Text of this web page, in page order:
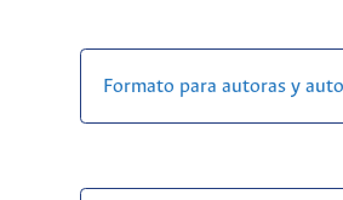
Formato para autoras y